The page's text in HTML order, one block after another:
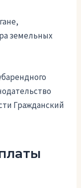
земельных
Гражданский